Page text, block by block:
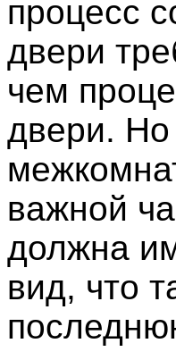
процесс
двери
чем
двери. Но
важной
должна
вид, что